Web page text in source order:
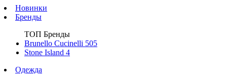
Новинки
Бренды
ТОП Бренды
Brunello Cucinelli 505
Stone Island 4
Одежда